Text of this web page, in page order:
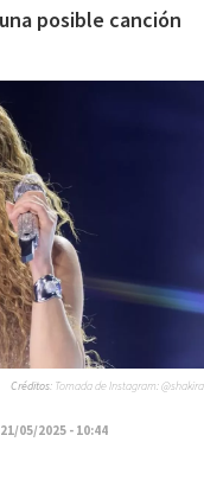
posible canción
05/2025 - 10:44
Créditos: Tomada de Instagram: @shakira